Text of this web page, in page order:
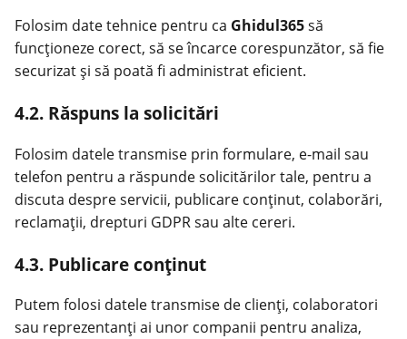
Folosim date tehnice pentru ca Ghidul365să
funcționeze corect, să se încarce corespunzător, să fie
securizat și să poată fi administrat eficient.
4.2. Răspuns la solicitări
Folosim datele transmise prin formulare, e-mail sau
telefon pentru a răspunde solicitărilor tale, pentru a
discuta despre servicii, publicare conținut, colaborări,
reclamații, drepturi GDPR sau alte cereri.
4.3. Publicare conținut
Putem folosi datele transmise de clienți, colaboratori
sau reprezentanți ai unor companii pentru analiza,